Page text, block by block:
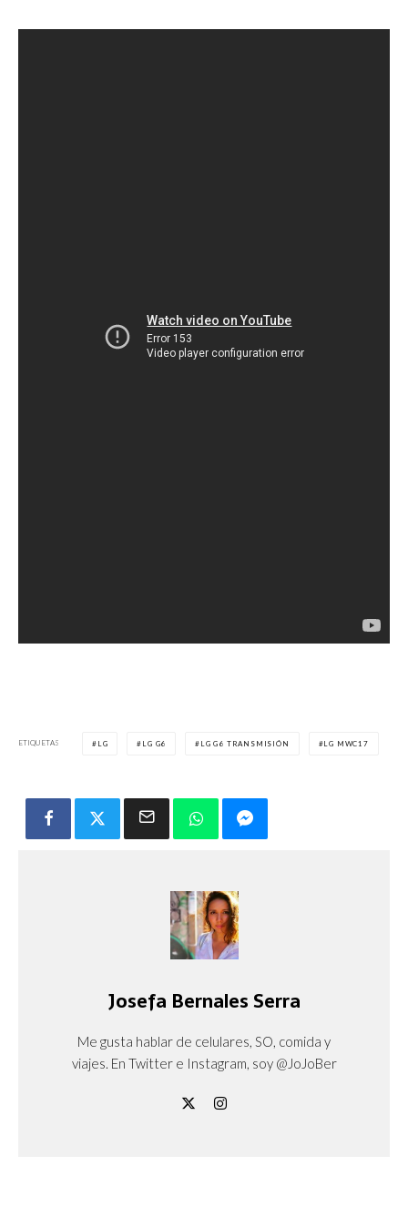
ETIQUETAS LG LG G6 LG G6 TRANSMISIÓN LG MWC17
Josefa Bernales Serra
Me gusta hablar de celulares, SO, comida y
viajes. En Twitter e Instagram, soy @JoJoBer